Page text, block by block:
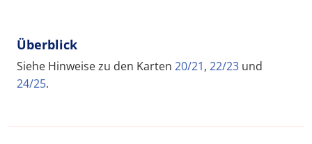
Überblick
Siehe Hinweise zu den Karten 20/21, 22/23 und
24/25.